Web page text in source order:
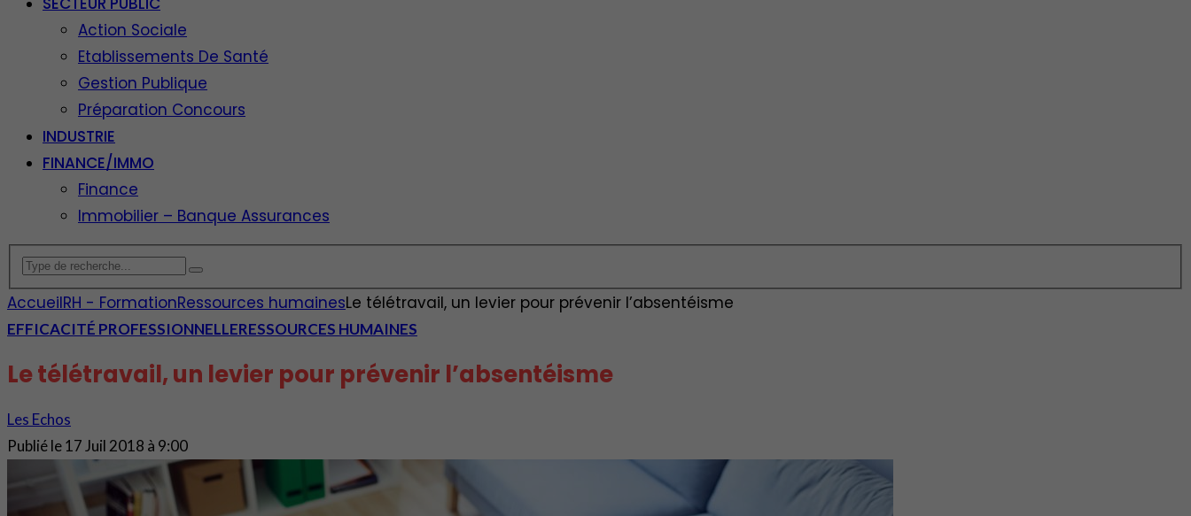
Action Sociale
Etablissements De Santé
Gestion Publique
Préparation Concours
INDUSTRIE
FINANCE/IMMO
Finance
Immobilier – Banque Assurances
AccueilRH - FormationRessources humainesLe télétravail, un levier pour prévenir l’absentéisme
EFFICACITÉ PROFESSIONNELLERESSOURCES HUMAINES
Le télétravail, un levier pour prévenir l’absentéisme
Les Echos
Publié le17 Juil 2018 à 9:00